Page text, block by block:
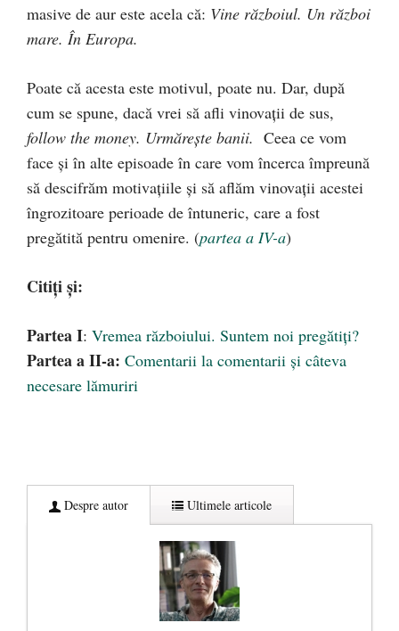
masive de aur este acela că: Vine războiul. Un război
mare. În Europa.
Poate că acesta este motivul, poate nu. Dar, după
cum se spune, dacă vrei să afli vinovaţii de sus,
follow the money. Urmăreşte banii. Ceea ce vom
face şi în alte episoade în care vom încerca împreună
să descifrăm motivaţiile şi să aflăm vinovaţii acestei
îngrozitoare perioade de întuneric, care a fost
pregătită pentru omenire. (partea a IV-a)
Citiți și:
Partea I: Vremea războiului. Suntem noi pregătiţi?
Partea a II-a: Comentarii la comentarii şi câteva
necesare lămuriri
Despre autor Ultimele articole